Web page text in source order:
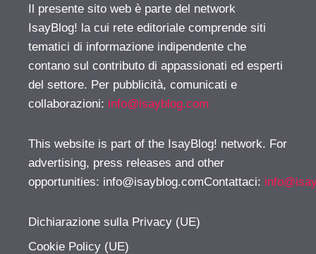
Il presente sito web è parte del network
IsayBlog! la cui rete editoriale comprende siti
tematici di informazione indipendente che
contano sul contributo di appassionati ed esperti
del settore. Per pubblicità, comunicati e
collaborazioni: info@isayblog.com
This website is part of the IsayBlog! network. For
advertising, press releases and other
opportunities: info@isayblog.comContattaci:
Dichiarazione sulla Privacy (UE)
Cookie Policy (UE)